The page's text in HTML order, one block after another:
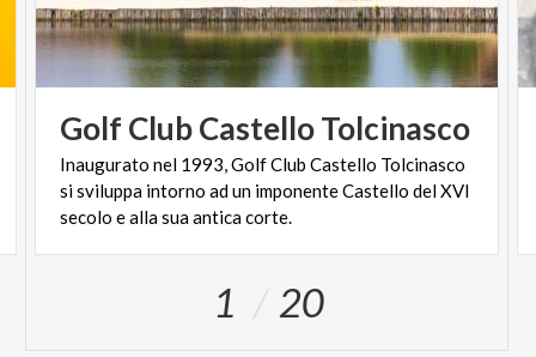
Golf ClubCastelloTolcinasco
Inaugurato nel 1993, Golf Club Castello Tolcinasco
si sviluppa intorno ad un imponente Castello del XVI
secolo e alla sua antica corte.
1 20